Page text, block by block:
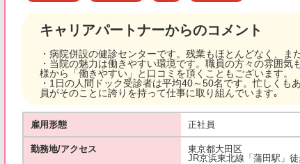
キャリアパートナーからのコメント
・病院併設の健診センターです。残業もほとんどなく、
・当院の魅力は働きやすい環境です。職員の方々の雰囲
様から「働きやすい」と口コミを頂くこともございます。
・1日の人間ドック受診者は平均40～50名です。忙しく
員がそのことに誇りを持って仕事に取り組んでいます｡
雇用形態 正社員
勤務地/アクセス
東京都大田区
JR京浜東北線「蒲田駅」徒